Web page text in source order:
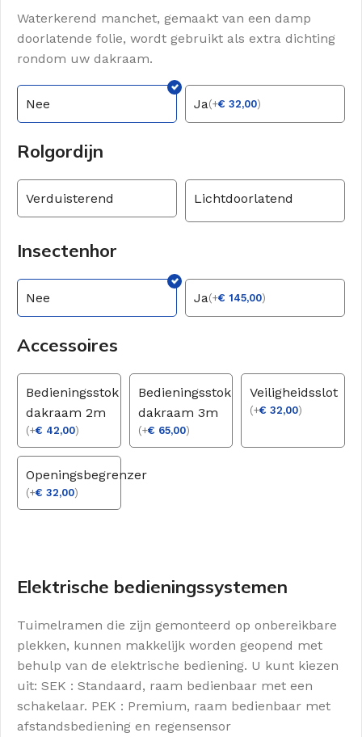
Waterkerend manchet, gemaakt van een damp
doorlatende folie, wordt gebruikt als extra dichting
rondom uw dakraam.
Nee Ja(+€ 32,00)
Rolgordijn
Verduisterend Lichtdoorlatend
Insectenhor
Nee Ja(+€ 145,00)
Accessoires
Bedieningsstok
dakraam 2m
(+€ 42,00)
Bedieningsstok
dakraam 3m
(+€ 65,00)
Veiligheidsslot
(+€ 32,00)
Openingsbegrenzer
(+€ 32,00)
Elektrische bedieningssystemen
Tuimelramen die zijn gemonteerd op onbereikbare
plekken, kunnen makkelijk worden geopend met
behulp van de elektrische bediening. U kunt kiezen
uit: SEK : Standaard, raam bedienbaar met een
schakelaar. PEK : Premium, raam bedienbaar met
afstandsbediening en regensensor